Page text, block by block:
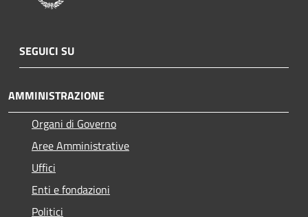
SEGUICI SU
AMMINISTRAZIONE
Organi di Governo
Aree Amministrative
Uffici
Enti e fondazioni
Politici